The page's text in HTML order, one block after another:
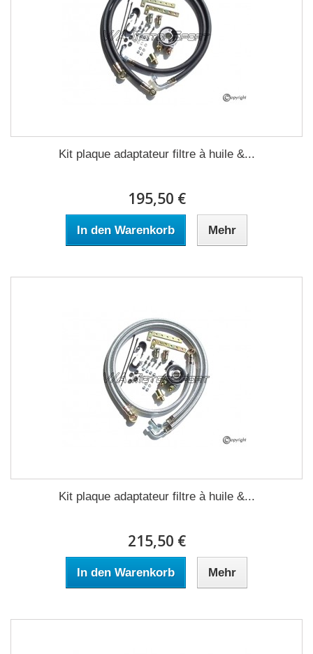
Kit plaque adaptateur filtre à huile &...
195,50 €
In den Warenkorb Mehr
Kit plaque adaptateur filtre à huile &...
215,50 €
In den Warenkorb Mehr